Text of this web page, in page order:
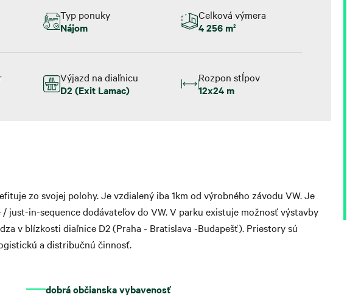
Typ ponuky
Nájom
Celková výmera
4 256 m2
Výjazd na diaľnicu
D2 (Exit Lamac)
Rozpon stĺpov
12x24 m
zo svojej polohy. Je vzdialený iba 1km od výrobného závodu VW. Je
just-in-sequence dodávateľov do VW. V parku existuje možnosť výstavby
v blízkosti diaľnice D2 (Praha - Bratislava -Budapešť). Priestory sú
a distribučnú činnosť.
dobrá občianska vybavenosť